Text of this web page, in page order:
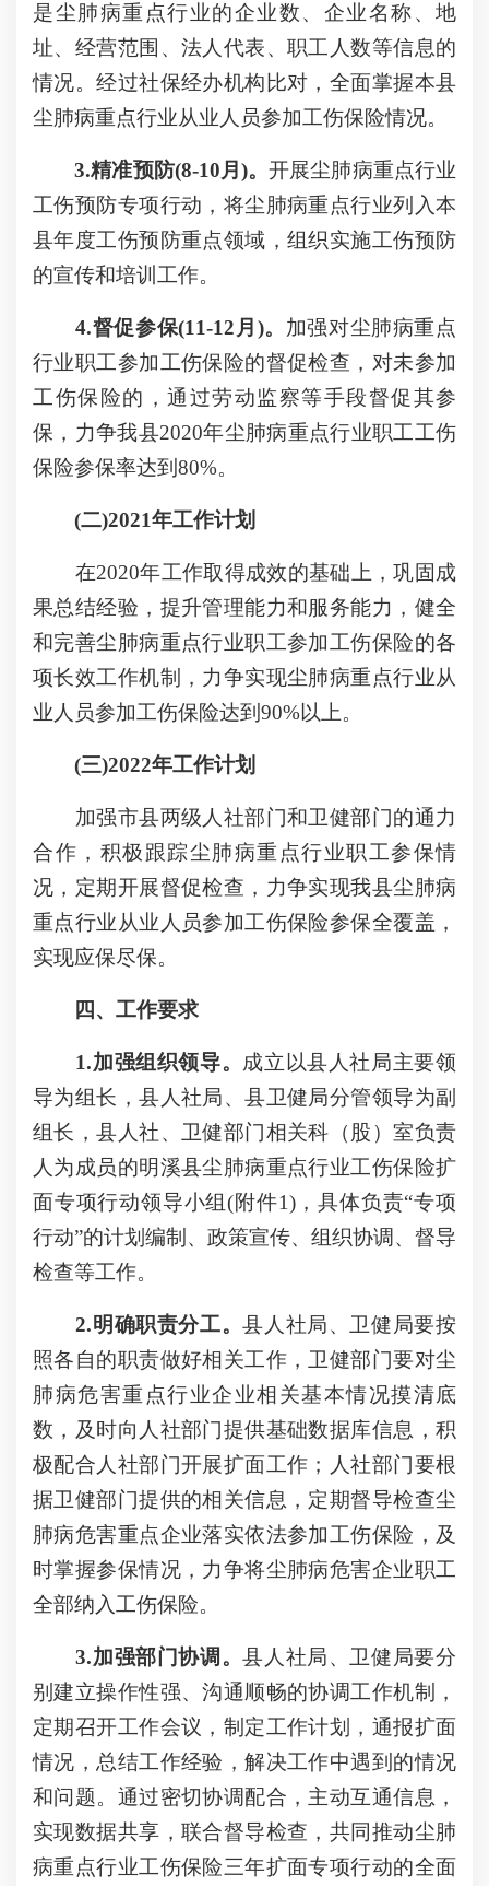
是尘肺病重点行业的企业数、企业名称、地
址、经营范围、法人代表、职工人数等信息的
情况。经过社保经办机构比对，全面掌握本县
尘肺病重点行业从业人员参加工伤保险情况。
3.精准预防(8-10月)。开展尘肺病重点行业
工伤预防专项行动，将尘肺病重点行业列入本
县年度工伤预防重点领域，组织实施工伤预防
的宣传和培训工作。
4.督促参保(11-12月)。 加强对尘肺病重点
行业职工参加工伤保险的督促检查，对未参加
工伤保险的，通过劳动监察等手段督促其参
保，力争我县2020年尘肺病重点行业职工工伤
保险参保率达到80%。
(二)2021年工作计划
在2020年工作取得成效的基础上，巩固成
果总结经验，提升管理能力和服务能力，健全
和完善尘肺病重点行业职工参加工伤保险的各
项长效工作机制，力争实现尘肺病重点行业从
业人员参加工伤保险达到90%以上。
(三)2022年工作计划
加强市县两级人社部门和卫健部门的通力
合作，积极跟踪尘肺病重点行业职工参保情
况，定期开展督促检查，力争实现我县尘肺病
重点行业从业人员参加工伤保险参保全覆盖，
实现应保尽保。
四、工作要求
1.加强组织领导。 成立以县人社局主要领
导为组长，县人社局、县卫健局分管领导为副
组长，县人社、卫健部门相关科（股）室负责
人为成员的明溪县尘肺病重点行业工伤保险扩
面专项行动领导小组(附件1)，具体负责“专项
行动”的计划编制、政策宣传、组织协调、督导
检查等工作。
2.明确职责分工。县人社局、卫健局要按
照各自的职责做好相关工作，卫健部门要对尘
肺病危害重点行业企业相关基本情况摸清底
数，及时向人社部门提供基础数据库信息，积
极配合人社部门开展扩面工作；人社部门要根
据卫健部门提供的相关信息，定期督导检查尘
肺病危害重点企业落实依法参加工伤保险，及
时掌握参保情况，力争将尘肺病危害企业职工
全部纳入工伤保险。
3.加强部门协调。县人社局、卫健局要分
别建立操作性强、沟通顺畅的协调工作机制，
定期召开工作会议，制定工作计划，通报扩面
情况，总结工作经验，解决工作中遇到的情况
和问题。通过密切协调配合，主动互通信息，
实现数据共享，联合督导检查，共同推动尘肺
病重点行业工伤保险三年扩面专项行动的全面